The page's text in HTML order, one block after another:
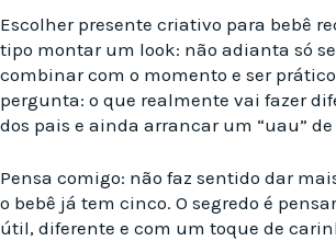
Escolher presente criativo para bebê
tipo montar um look: não adianta só
combinar com o momento e ser
pergunta: o que realmente vai fazer
dos pais e ainda arrancar um “uau”
Pensa comigo: não faz sentido dar
o bebê já tem cinco. O segredo é
útil, diferente e com um toque de